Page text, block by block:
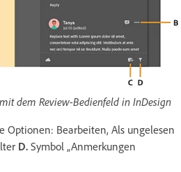
dem Review-Bedienfeld in InDesign
Optionen: Bearbeiten, Als ungelesen
D. Symbol „Anmerkungen